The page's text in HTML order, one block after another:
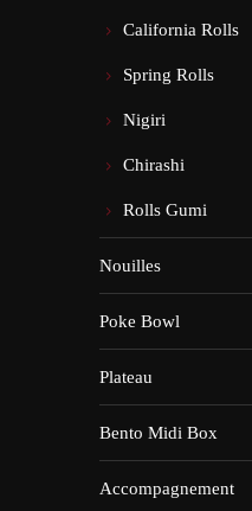
California Rolls
Spring Rolls
Nigiri
Chirashi
Rolls Gumi
Nouilles
Poke Bowl
Plateau
Bento Midi Box
Accompagnement